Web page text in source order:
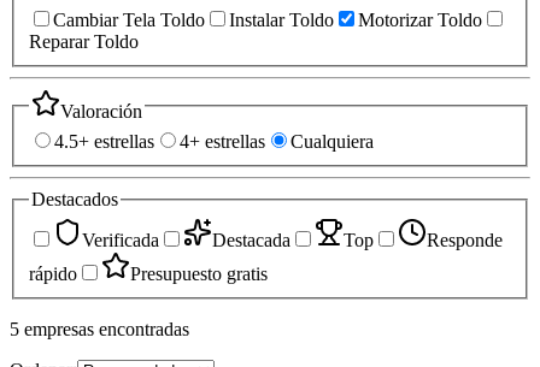
Cambiar Tela Toldo
Instalar Toldo
Motorizar Toldo
Reparar Toldo
Valoración
4.5+ estrellas
4+ estrellas Cualquiera
Destacados
Verificada
Destacada Top
Responde
rápido
Presupuesto gratis
5 empresas encontradas